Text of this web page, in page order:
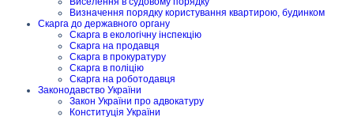
Визначення порядку користування квартирою, будинком
Скарга до державного органу
Скарга в екологічну інспекцію
Скарга на продавця
Скарга в прокуратуру
Скарга в поліцію
Скарга на роботодавця
Законодавство України
Закон України про адвокатуру
Конституція України